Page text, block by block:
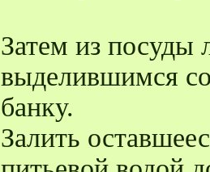
Затем из посуды
выделившимся
банку.
Залить